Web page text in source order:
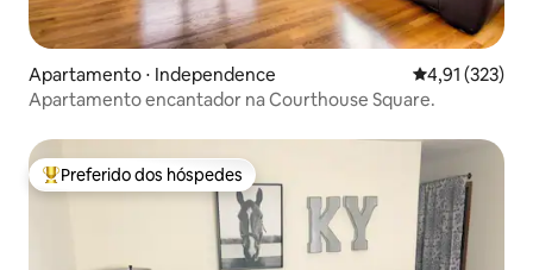
Apartamento ⋅ Independence 4,91 de uma
4,91 (323)
Apartamento encantador na Courthouse Square.
Entre os melhores preferidos dos hóspedes
Preferido dos hóspedes